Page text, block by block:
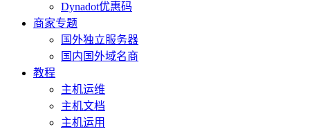
Dynadot优惠码
商家专题
国外独立服务器
国内国外域名商
教程
主机运维
主机文档
主机运用